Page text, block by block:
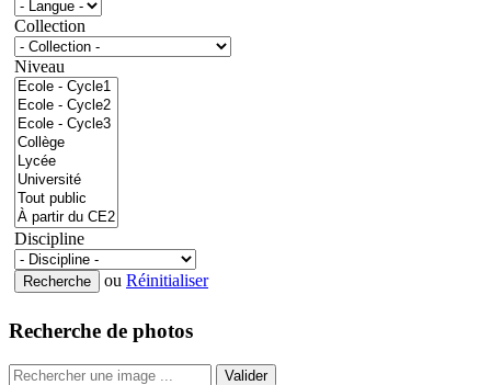
Collection
Niveau
Discipline
ou Réinitialiser
Recherche de photos
Valider